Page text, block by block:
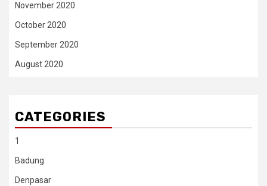
November 2020
October 2020
September 2020
August 2020
CATEGORIES
1
Badung
Denpasar